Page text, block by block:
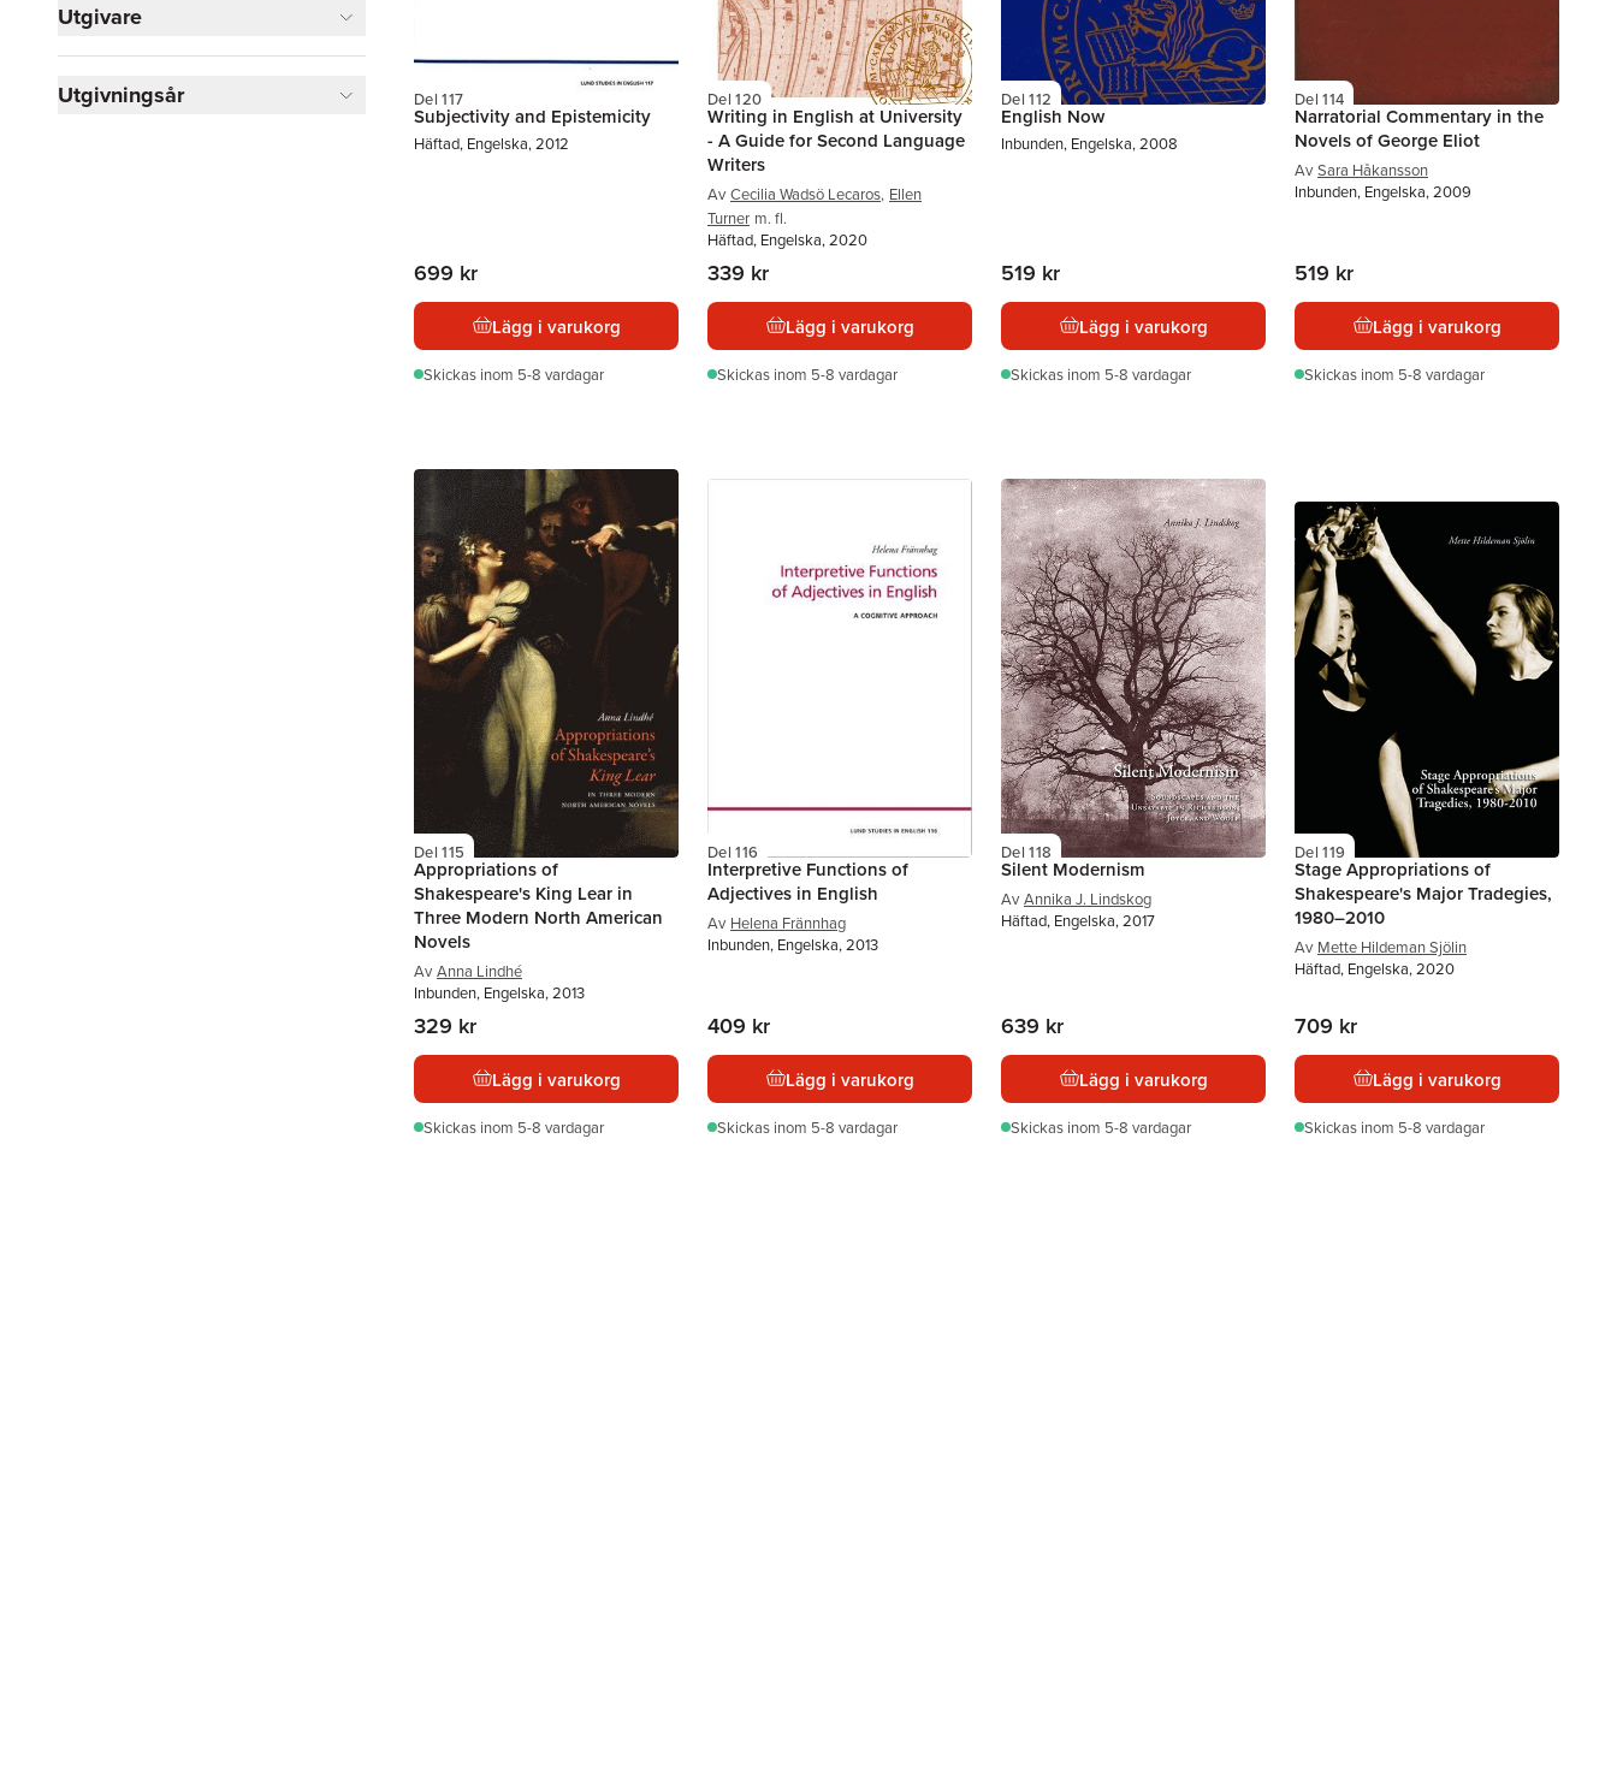
Utgivare
Utgivningsår Del 117
Subjectivity and Epistemicity
Häftad, Engelska, 2012
699 kr
Lägg i varukorg
Skickas inom 5-8 vardagar
Del 120
Writing in English at University
- A Guide for Second Language
Writers
Av Cecilia Wadsö Lecaros, Ellen
Turner m. fl.
Häftad, Engelska, 2020
339 kr
Lägg i varukorg
Skickas inom 5-8 vardagar
Del 112
English Now
Inbunden, Engelska, 2008
519 kr
Lägg i varukorg
Skickas inom 5-8 vardagar
Del 114
Narratorial Commentary in the
Novels of George Eliot
Av Sara Håkansson
Inbunden, Engelska, 2009
519 kr
Lägg i varukorg
Skickas inom 5-8 vardagar
Del 115
Appropriations of
Shakespeare's King Lear in
Three Modern North American
Novels
Av Anna Lindhé
Inbunden, Engelska, 2013
329 kr
Lägg i varukorg
Skickas inom 5-8 vardagar
Del 116
Interpretive Functions of
Adjectives in English
Av Helena Frännhag
Inbunden, Engelska, 2013
409 kr
Lägg i varukorg
Skickas inom 5-8 vardagar
Del 118
Silent Modernism
Av Annika J. Lindskog
Häftad, Engelska, 2017
639 kr
Lägg i varukorg
Skickas inom 5-8 vardagar
Del 119
Stage Appropriations of
Shakespeare's Major Tradegies,
1980–2010
Av Mette Hildeman Sjölin
Häftad, Engelska, 2020
709 kr
Lägg i varukorg
Skickas inom 5-8 vardagar